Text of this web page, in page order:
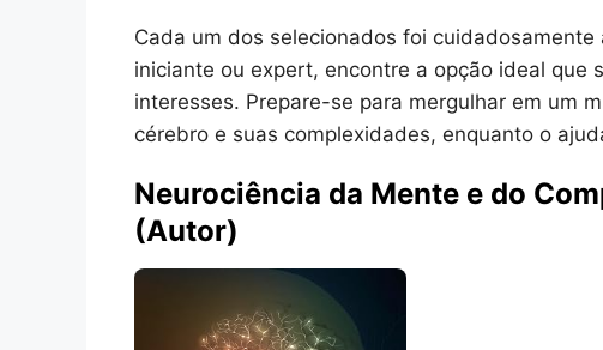
Cada um dos selecionados foi
iniciante ou expert, encontre a opção ideal que
interesses. Prepare-se para mergulhar em um
cérebro e suas complexidades, enquanto o
Neurociência da Mente e do
(Autor)